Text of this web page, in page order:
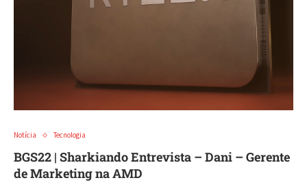
Notícia Tecnologia
BGS22 | Sharkiando Entrevista – Dani – Gerente
de Marketing na AMD